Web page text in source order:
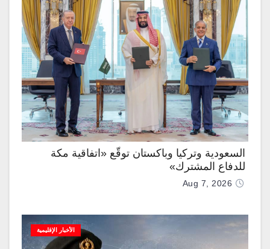
السعودية وتركيا وباكستان توقّع «اتفاقية مكة
للدفاع المشترك»
Aug 7, 2026
الأخبار الإقليمية